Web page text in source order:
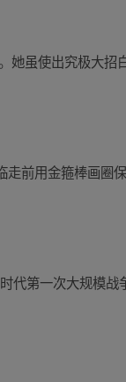
她虽使出究极大招
前用金箍棒画圈保
代第一次大规模战